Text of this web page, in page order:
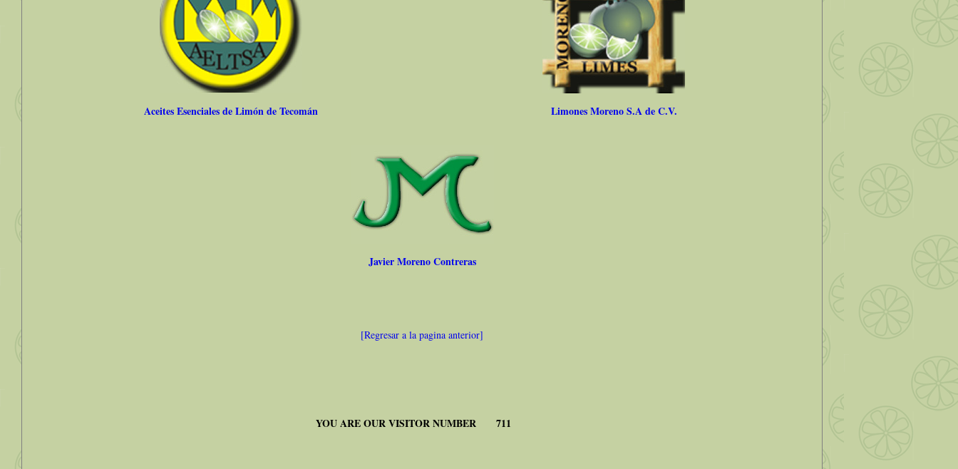
Aceites Esenciales de Limón de Tecomán Limones Moreno S.A de C.V.
Javier Moreno Contreras
[Regresar a la pagina anterior]
YOU ARE OUR VISITOR NUMBER 711